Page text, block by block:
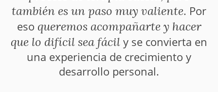
también es un paso muy valiente. Por
eso queremos acompañarte y hacer
que lo difícil sea fácil y se convierta en
una experiencia de crecimiento y
desarrollo personal.